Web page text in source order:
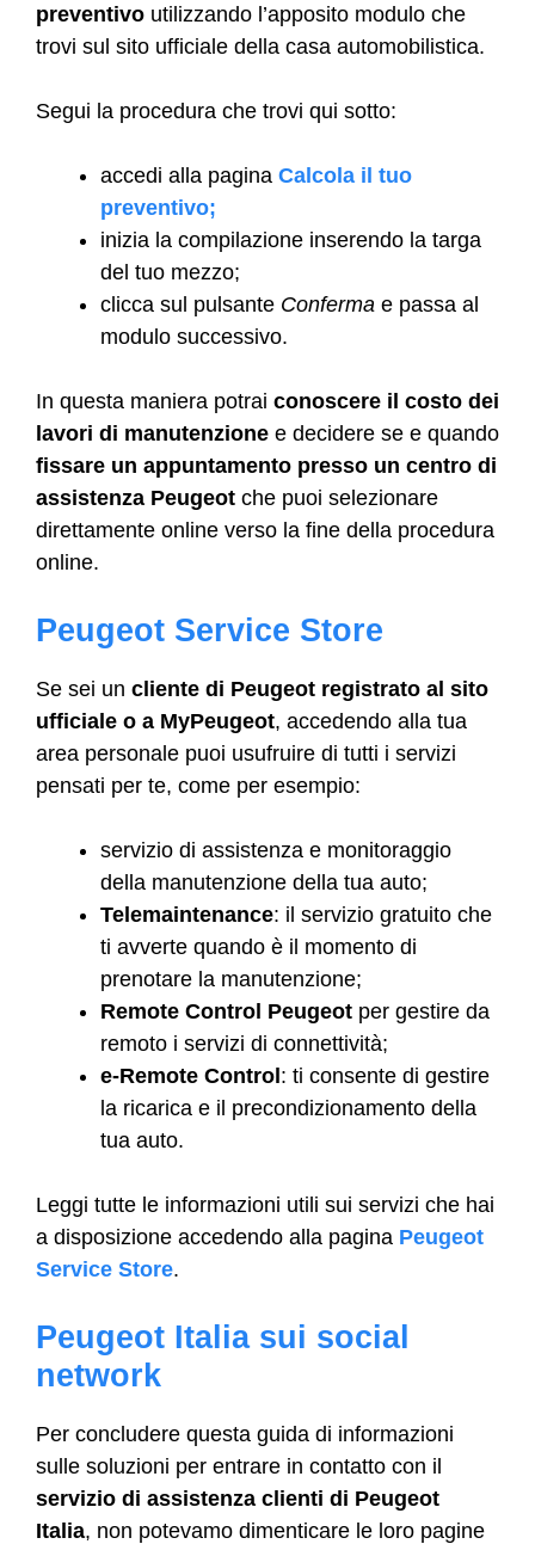
preventivo utilizzando l’apposito modulo che
trovi sul sito ufficiale della casa automobilistica.
Segui la procedura che trovi qui sotto:
accedi alla pagina Calcola il tuo
preventivo;
inizia la compilazione inserendo la targa
del tuo mezzo;
clicca sul pulsante Conferma e passa al
modulo successivo.
In questa maniera potrai conoscere il costo dei
lavori di manutenzione e decidere se e quando
fissare un appuntamento presso un centro di
assistenza Peugeot che puoi selezionare
direttamente online verso la fine della procedura
online.
Peugeot Service Store
Se sei un cliente di Peugeot registrato al sito
ufficiale o a MyPeugeot, accedendo alla tua
area personale puoi usufruire di tutti i servizi
pensati per te, come per esempio:
servizio di assistenza e monitoraggio
della manutenzione della tua auto;
Telemaintenance: il servizio gratuito che
ti avverte quando è il momento di
prenotare la manutenzione;
Remote Control Peugeot per gestire da
remoto i servizi di connettività;
e-Remote Control: ti consente di gestire
la ricarica e il precondizionamento della
tua auto.
Leggi tutte le informazioni utili sui servizi che hai
a disposizione accedendo alla pagina Peugeot
Service Store.
Peugeot Italia sui social
network
Per concludere questa guida di informazioni
sulle soluzioni per entrare in contatto con il
servizio di assistenza clienti di Peugeot
Italia, non potevamo dimenticare le loro pagine